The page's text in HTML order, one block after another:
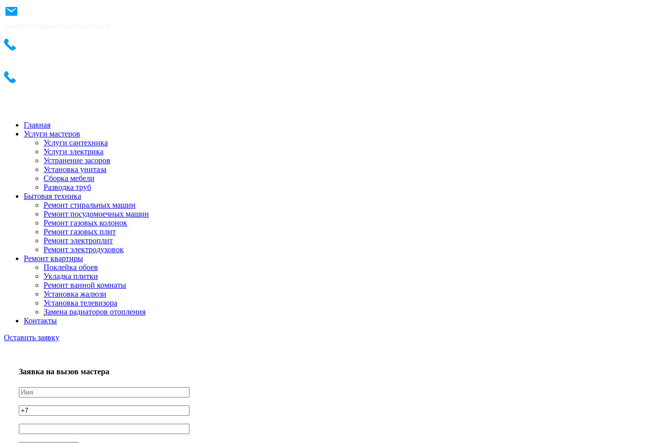
Главная
Услуги мастеров
Услуги сантехника
Услуги электрика
Устранение засоров
Установка унитаза
Сборка мебели
Разводка труб
Бытовая техника
Ремонт стиральных машин
Ремонт посудомоечных машин
Ремонт газовых колонок
Ремонт газовых плит
Ремонт электроплит
Ремонт электродуховок
Ремонт квартиры
Поклейка обоев
Укладка плитки
Ремонт ванной комнаты
Установка жалюзи
Установка телевизора
Замена радиаторов отопления
Контакты
Оставить заявку
Заявка на вызов мастера